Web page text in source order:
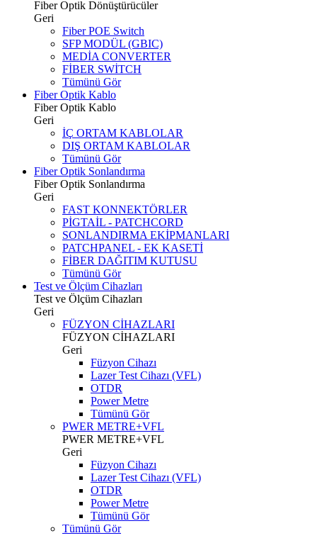
Fiber Optik Dönüştürücüler
Geri
Fiber POE Switch
SFP MODÜL (GBIC)
MEDİA CONVERTER
FİBER SWİTCH
Tümünü Gör
Fiber Optik Kablo
Fiber Optik Kablo
Geri
İÇ ORTAM KABLOLAR
DIŞ ORTAM KABLOLAR
Tümünü Gör
Fiber Optik Sonlandırma
Fiber Optik Sonlandırma
Geri
FAST KONNEKTÖRLER
PİGTAİL - PATCHCORD
SONLANDIRMA EKİPMANLARI
PATCHPANEL - EK KASETİ
FİBER DAĞITIM KUTUSU
Tümünü Gör
Test ve Ölçüm Cihazları
Test ve Ölçüm Cihazları
Geri
FÜZYON CİHAZLARI
FÜZYON CİHAZLARI
Geri
Füzyon Cihazı
Lazer Test Cihazı (VFL)
OTDR
Power Metre
Tümünü Gör
PWER METRE+VFL
PWER METRE+VFL
Geri
Füzyon Cihazı
Lazer Test Cihazı (VFL)
OTDR
Power Metre
Tümünü Gör
Tümünü Gör